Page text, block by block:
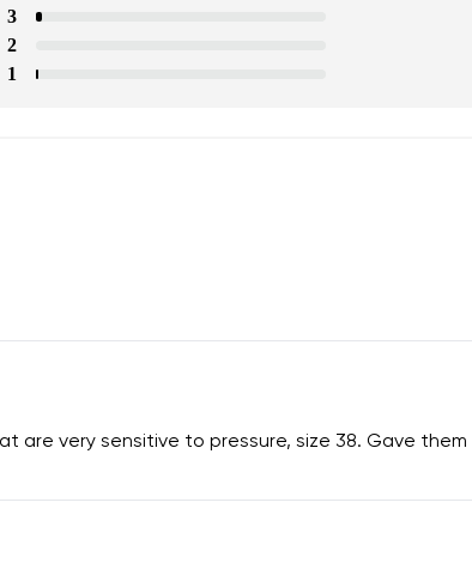
Vyberte jazyk
3
2
1
are very sensitive to pressure, size 38. Gave